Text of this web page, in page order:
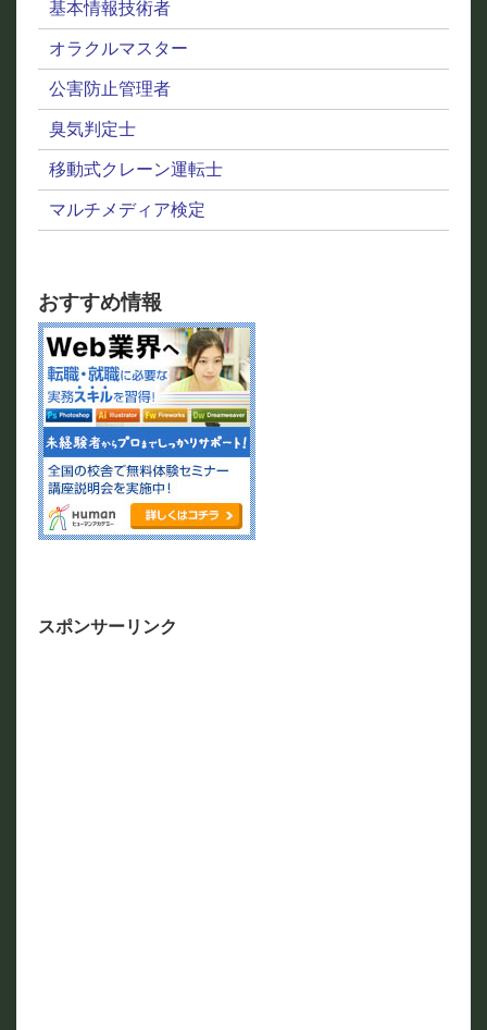
基本情報技術者
オラクルマスター
公害防止管理者
臭気判定士
移動式クレーン運転士
マルチメディア検定
おすすめ情報
スポンサーリンク